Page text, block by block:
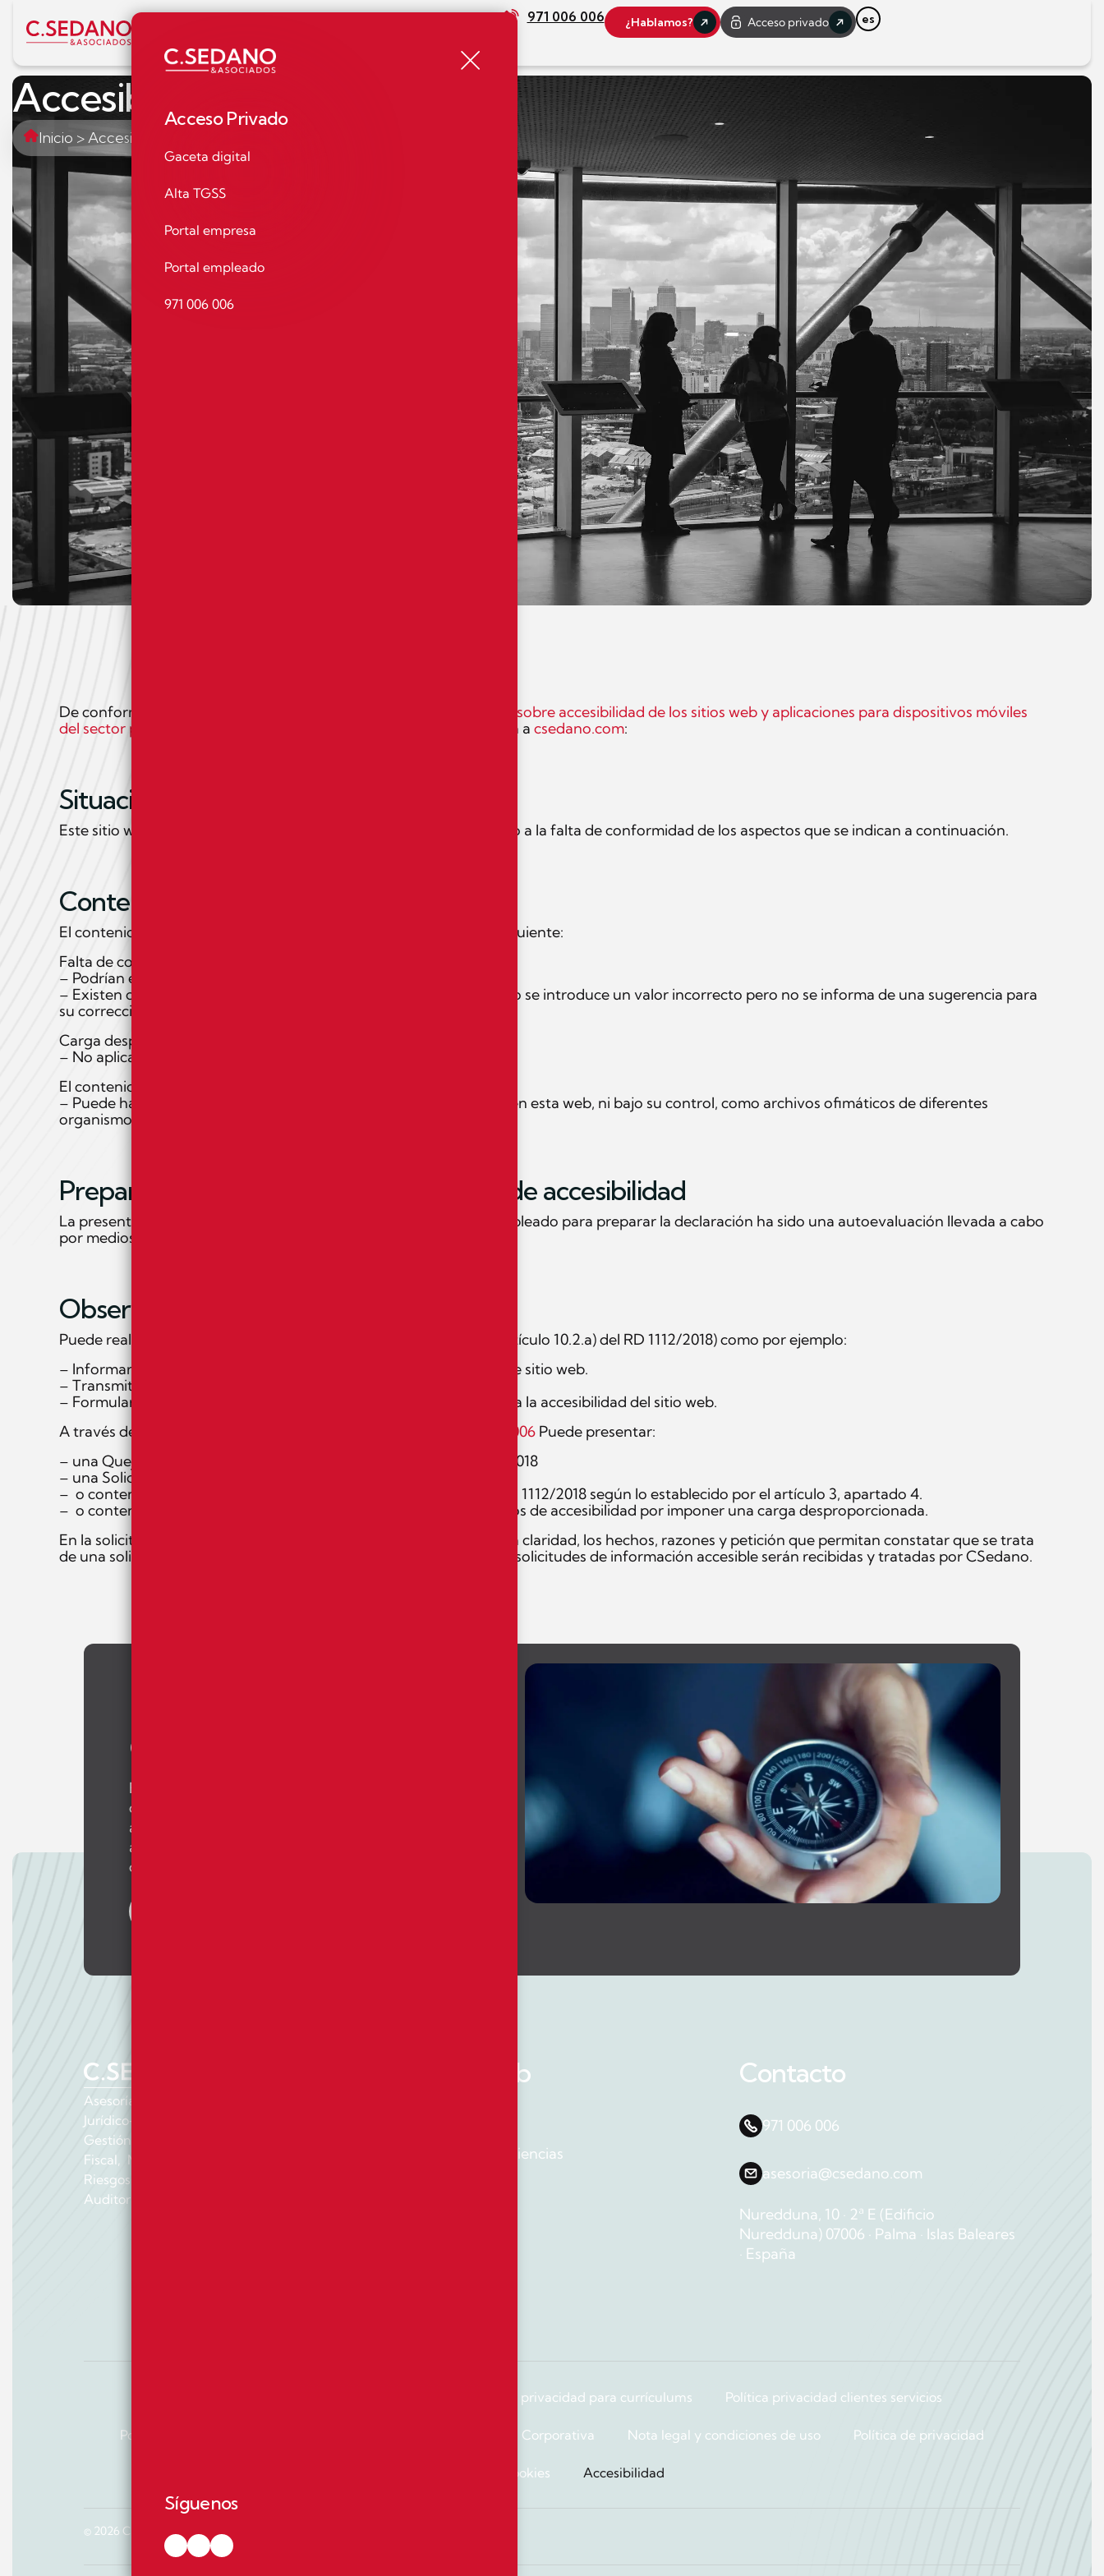
Acceso Privado
Gaceta digital
Alta TGSS
Portal empresa
Portal empleado
971 006 006
Síguenos
971 006 006 ¿Hablamos? Acceso privado es
Accesibilidad
Inicio >Accesibilidad
De conformidad con el
Real Decreto 1112/2018, de 7 de septiembre, sobre accesibilidad de los sitios web y aplicaciones para dispositivos móviles
del sector público
. La presente declaración de accesibilidad se aplica a csedano.com:
Situación de cumplimiento
Este sitio web es parcialmente conforme con el RD 1112/2018 debido a la falta de conformidad de los aspectos que se indican a continuación.
Contenido no accesible
El contenido que se recoge a continuación no es accesible por lo siguiente:
Falta de conformidad con el RD 1112/2018:
– Podrían existir fallos de edición en la página web.
– Existen campos de formularios donde se informa del error cuando se introduce un valor incorrecto pero no se informa de una sugerencia para
su corrección.
Carga desproporcionada:
– No aplica.
El contenido no entra dentro del ámbito de la legislación aplicable:
– Puede haber contenidos de terceros que no estén desarrollados en esta web, ni bajo su control, como archivos ofimáticos de diferentes
organismos que deban publicarse en este sitio.
Preparación de la presente declaración de accesibilidad
La presente declaración fue preparada el 06/11/2023 El método empleado para preparar la declaración ha sido una autoevaluación llevada a cabo
por medios propios. Última revisión de la declaración: 06/11/2023.
Observaciones y datos de contacto
Puede realizar comunicaciones sobre requisitos de accesibilidad (artículo 10.2.a) del RD 1112/2018) como por ejemplo:
– Informar sobre cualquier posible incumplimiento por parte de este sitio web.
– Transmitir otras dificultades de acceso al contenido.
– Formular cualquier otra consulta o sugerencia de mejora relativa a la accesibilidad del sitio web.
A través de
971 006 006 Puede presentar:
– una Queja relativa al cumplimiento de los requisitos del RD 1112/2018
– una Solicitud de Información accesible relativa a:
– o contenidos que están excluidos del ámbito de aplicación del RD 1112/2018 según lo establecido por el artículo 3, apartado 4.
– o contenidos que están exentos del cumplimiento de los requisitos de accesibilidad por imponer una carga desproporcionada.
En la solicitud de información accesible, se debe concretar, con toda claridad, los hechos, razones y petición que permitan constatar que se trata
de una solicitud razonable y legítima. Las comunicaciones, quejas y solicitudes de información accesible serán recibidas y tratadas por CSedano.
en
En un entorno empresarial cada vez más dinámico y
digital, más allá del asesoramiento le ofrecemos un
acompañamiento continuo en la toma de decisiones,
anticipación de riesgos legales y canales de
comunicación más rápidos y eficaces.
Asesoría especializada en servicios:
Jurídico‑Laboral y Negociación Colectiva,
Gestión de Nóminas y Seguridad Social,
Fiscal, Mercantil y Contable, Prevención de
Riesgos Laborales, Planes de Igualdad y
Auditoría Retributiva.
Mapa web
Valores y experiencias
Contacto
971 006 006
asesoria@csedano.com
Nuredduna, 10 ∙ 2ª E (Edificio
Nuredduna) 07006 · Palma ∙ Islas Baleares
∙ España
Política de privacidad para currículums Política privacidad clientes servicios
Política de privacidad videovigilancia Responsabilidad Social Corporativa Nota legal y condiciones de uso Política de privacidad
Política de cookies Accesibilidad
© 2026 C. Sedano. Todos los derechos reservados.